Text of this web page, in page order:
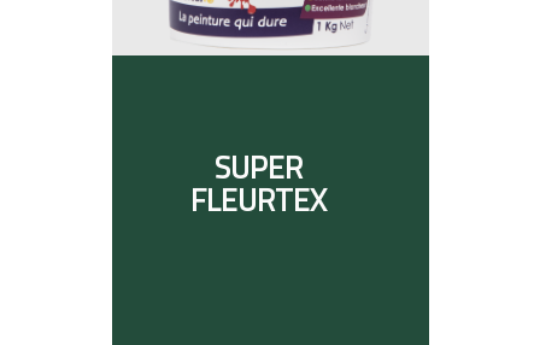
SUPER
FLEURTEX